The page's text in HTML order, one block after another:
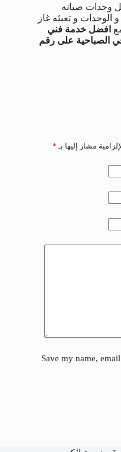
وحدات صيانه
و تعبئه غاز
افضل خدمة فني
الصباحية على رقم
مشار إليها بـ *
Save my name,